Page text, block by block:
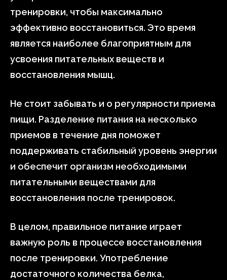
тренировки, чтобы максимально
эффективно восстановиться. Это время
является наиболее благоприятным для
усвоения питательных веществ и
восстановления мышц.
Не стоит забывать и о регулярности приема
пищи. Разделение питания на несколько
приемов в течение дня поможет
поддерживать стабильный уровень энергии
и обеспечит организм необходимыми
питательными веществами для
восстановления после тренировок.
В целом, правильное питание играет
важную роль в процессе восстановления
после тренировки. Употребление
достаточного количества белка,